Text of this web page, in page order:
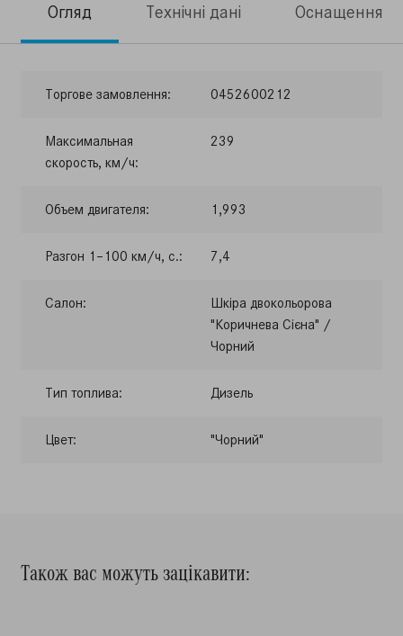
Огляд Технічні дані Оснащення
Торгове замовлення: 0452600212
Максимальная
скорость, км/ч:
239
Объем двигателя: 1,993
Разгон 1–100 км/ч, с.: 7,4
Салон:
Шкіра двокольорова
"Коричнева Сієна" /
Чорний
Тип топлива: Дизель
Цвет: "Чорний"
Також вас можуть зацікавити: